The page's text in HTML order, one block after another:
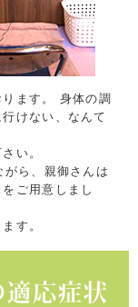
ます。
身体の調
けない、なんて
い。
ら、親御さんは
ご用意しまし
す。